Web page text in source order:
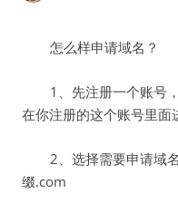
怎么样申请域名？
1、先注册一个账号
在你注册的这个账号里面
2、选择需要申请域
缀.com